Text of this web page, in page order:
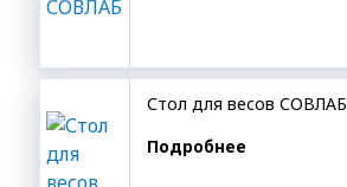
Стол для весов СОВЛАБ
Подробнее